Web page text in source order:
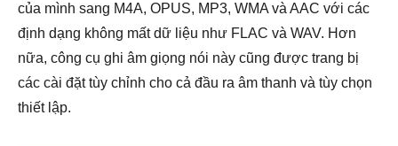
của mình sang M4A, OPUS, MP3, WMA và AAC với các
định dạng không mất dữ liệu như FLAC và WAV. Hơn
nữa, công cụ ghi âm giọng nói này cũng được trang bị
các cài đặt tùy chỉnh cho cả đầu ra âm thanh và tùy chọn
thiết lập.